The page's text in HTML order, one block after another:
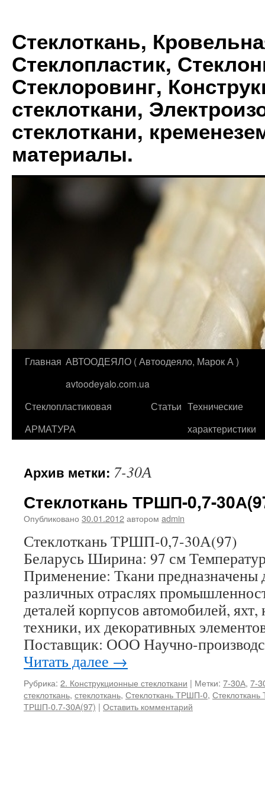
Стеклоткань,
Стеклопластик,
Стеклоровинг,
стеклоткани,
стеклоткани,
материалы.
Перейти
содержимому
Главная АВТООДЕЯЛО ( Автоодеяло, Марок А )
avtoodeyalo.com.ua
Стеклопластиковая
АРМАТУРА
Статьи Технические
характеристики
Архив метки: 7-30А
Стеклоткань ТРШП-0,7-
Опубликовано 30.01.2012автором admin
Стеклоткань ТРШП-0,7-30А(97)
Беларусь Ширина: 97 см
Применение: Ткани предназначены
различных отраслях
деталей корпусов автомобилей, яхт,
техники, их декоративных
Поставщик: ООО Научно-
Читать далее →
Рубрика: 2. Конструкционные стеклоткани | Метки: 7-30А, 7-
стеклоткань, стеклоткань, Стеклоткань ТРШП-0,
ТРШП-0.7-30А(97) | Оставить комментарий